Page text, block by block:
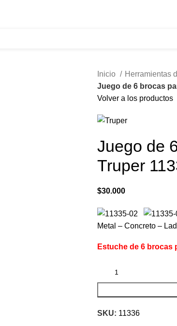
Inicio Herramientas
Juego de 6 brocas
Volver a los productos
Juego de
Truper
$30.000
Metal – Concreto –
Estuche de 6 brocas
SKU: 11336